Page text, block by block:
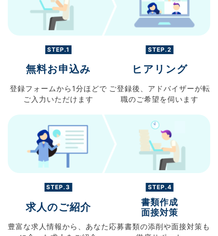
STEP.1
無料お申込み
登録フォームから 1分ほどで
ご入力 いただけます
STEP.2
ヒアリング
ご登録後、 アドバイザーが転
職のご希望を伺います
STEP.3
求人のご紹介
豊富な求人情報から、 あなた
STEP.4
書類作成
面接対策
応募書類の添削や面接対策も